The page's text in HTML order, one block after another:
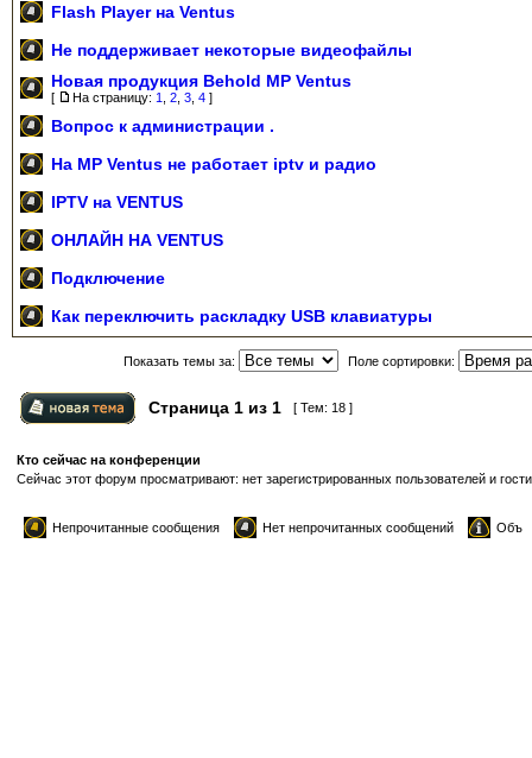
Flash Player на Ventus
Не поддерживает некоторые видеофайлы
Новая продукция Behold MP Ventus
[ На страницу: 1 2 3 4 ]
Вопрос к администрации .
На MP Ventus не работает iptv и радио
IPTV на VENTUS
ОНЛАЙН НА VENTUS
Подключение
Как переключить раскладку USB клавиатуры
Показать темы за: Поле сортировки:
Страница 1 из 1 [ Тем: 18 ]
Кто сейчас на конференции
Сейчас этот форум просматривают: нет зарегистрированных пользователей и
Непрочитанные сообщения Нет непрочитанных сообщений Объ